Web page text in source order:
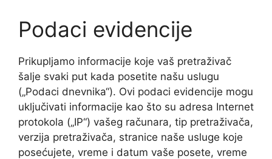
Podaci evidencije
Prikupljamo informacije koje vaš pretraživač
šalje svaki put kada posetite našu uslugu
(„Podaci dnevnika“). Ovi podaci evidencije mogu
uključivati informacije kao što su adresa Internet
protokola („IP“) vašeg računara, tip pretraživača,
verzija pretraživača, stranice naše usluge koje
posećujete, vreme i datum vaše posete, vreme